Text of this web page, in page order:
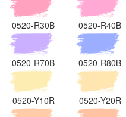
0520-R30B 0520-R40B
0520-R70B 0520-R80B
0520-Y10R 0520-Y20R